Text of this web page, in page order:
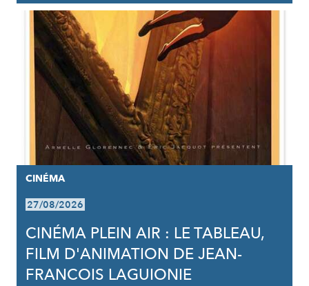
CINÉMA
27/08/2026
CINÉMA PLEIN AIR : LE TABLEAU,
FILM D'ANIMATION DE JEAN-
FRANCOIS LAGUIONIE